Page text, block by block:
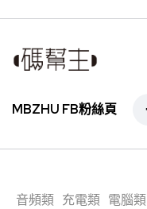
MBZHU FB粉絲頁
音頻類 充電類 電腦類